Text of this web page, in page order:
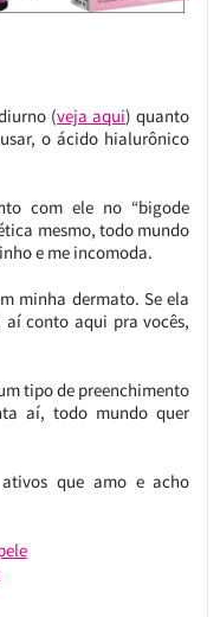
(veja aqui) quanto
o ácido hialurônico
com ele no “bigode
mesmo, todo mundo
e me incomoda.
minha dermato. Se ela
conto aqui pra vocês,
tipo de preenchimento
aí, todo mundo quer
que amo e acho